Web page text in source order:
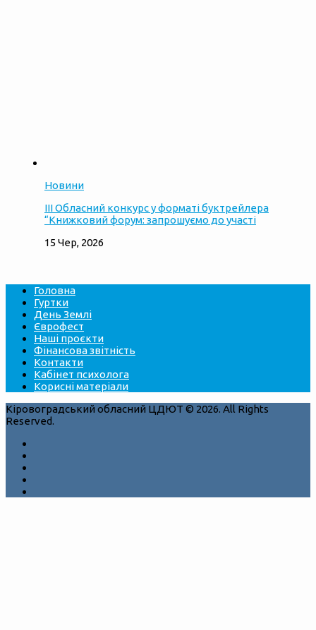
Новини
ІІІ Обласний конкурс у форматі буктрейлера
“Книжковий форум: запрошуємо до участі
15 Чер, 2026
Головна
Гуртки
День Землі
Єврофест
Наші проєкти
Фінансова звітність
Контакти
Кабінет психолога
Корисні матеріали
Кіровоградський обласний ЦДЮТ © 2026. All Rights
Reserved.